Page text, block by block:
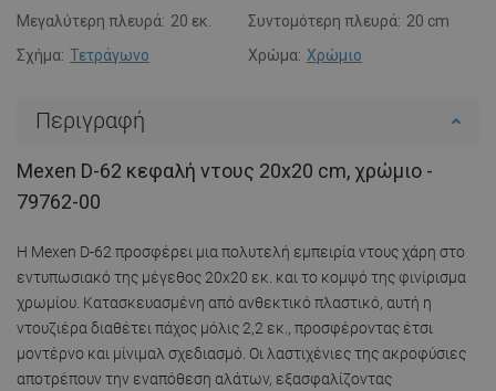
Μεγαλύτερη πλευρά: 20 εκ. Συντομότερη πλευρά: 20 cm
Σχήμα: Τετράγωνο Χρώμα: Χρώμιο
Περιγραφή
Mexen D-62 κεφαλή ντους 20x20 cm, χρώμιο -
79762-00
Η Mexen D-62 προσφέρει μια πολυτελή εμπειρία ντους χάρη στο
εντυπωσιακό της μέγεθος 20x20 εκ. και το κομψό της φινίρισμα
χρωμίου. Κατασκευασμένη από ανθεκτικό πλαστικό, αυτή η
ντουζιέρα διαθέτει πάχος μόλις 2,2 εκ., προσφέροντας έτσι
μοντέρνο και μίνιμαλ σχεδιασμό. Οι λαστιχένιες της ακροφύσιες
αποτρέπουν την εναπόθεση αλάτων, εξασφαλίζοντας